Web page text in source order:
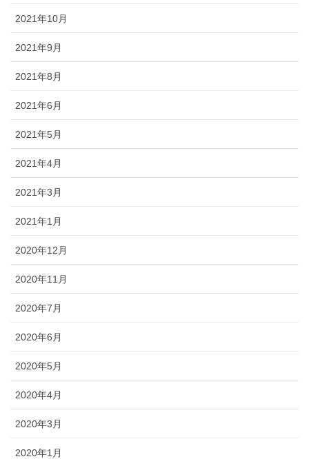
2021年10月
2021年9月
2021年8月
2021年6月
2021年5月
2021年4月
2021年3月
2021年1月
2020年12月
2020年11月
2020年7月
2020年6月
2020年5月
2020年4月
2020年3月
2020年1月